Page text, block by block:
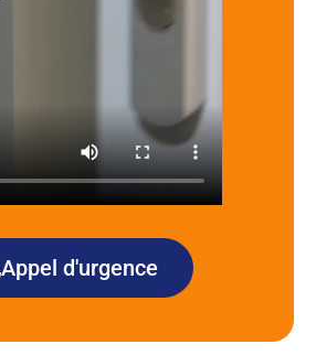
Appel d'urgence